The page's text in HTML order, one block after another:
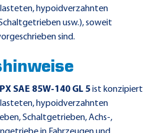
hypoidverzahnten
usw.), soweit
sind.
SAE 85W-140 GL 5ist konzipiert
hypoidverzahnten
Schaltgetrieben, Achs-,